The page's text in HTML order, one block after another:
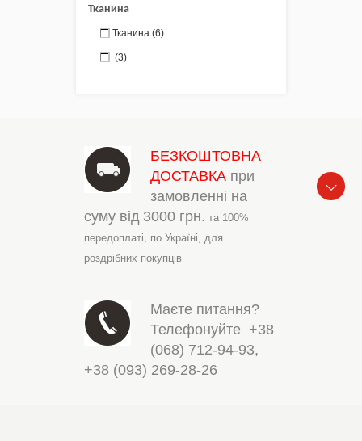
Тканина
Тканина (6)
(3)
БЕЗКОШТОВНА
ДОСТАВКА при
замовленні на
суму від 3000 грн. та 100%
передоплаті, по Україні, для
роздрібних покупців
Маєте питання?
Телефонуйте +38
(068) 712-94-93,
+38 (093) 269-28-26